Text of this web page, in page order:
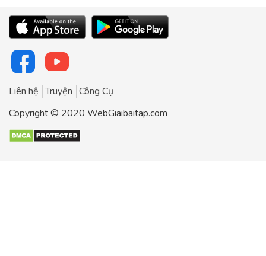
Liên hệ Truyện Công Cụ
Copyright © 2020 WebGiaibaitap.com